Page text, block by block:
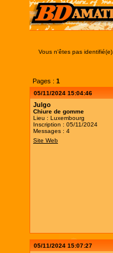
Vous n'êtes pas identifié(e).
Pages : 1
05/11/2024 15:04:46
Julgo
Chiure de gomme
Lieu : Luxembourg
Inscription : 05/11/2024
Messages : 4
Site Web
05/11/2024 15:07:27